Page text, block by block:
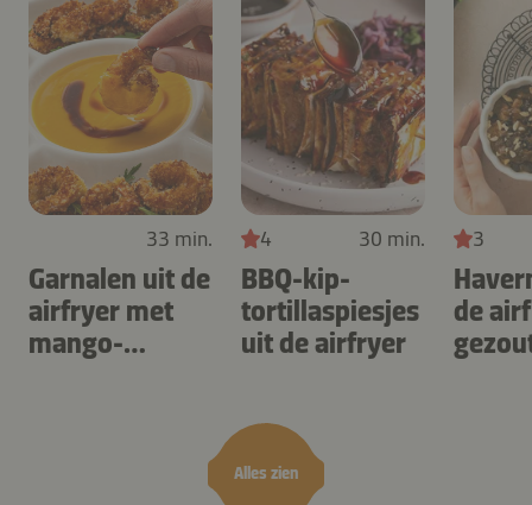
Alles zien
33 min.
Garnalen uit de
airfryer met
mango-
4 30 min.
BBQ-kip-
tortillaspiesjes
uit de airfryer
3
de